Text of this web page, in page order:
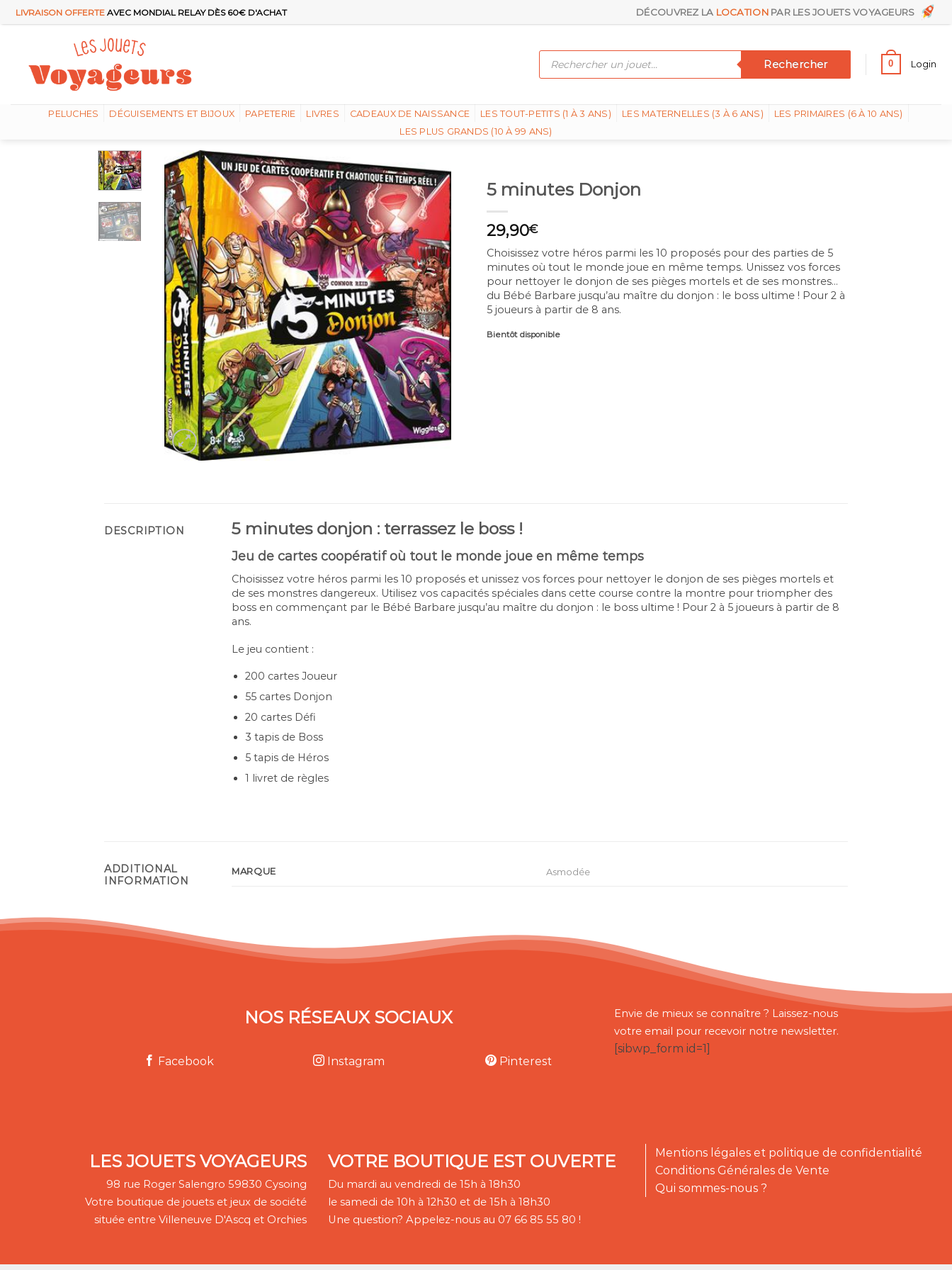
Passer
au
LIVRAISON OFFERTE AVEC MONDIAL RELAY DÈS 60€ D'ACHAT DÉCOUVREZ LA LOCATION PAR LES JOUETS VOYAGEURS
Recherche
Rechercher 0 Login
PELUCHES DÉGUISEMENTS ET BIJOUX PAPETERIE LIVRES CADEAUX DE NAISSANCE LES TOUT-PETITS (1 À 3 ANS) LES MATERNELLES (3 À 6 ANS)
LES PRIMAIRES (6 À 10 ANS)
LES PLUS GRANDS (10 À 99 ANS)
5 minutes Donjon
29,90€
Choisissez votre héros parmi les 10 proposés pour des parties de 5
minutes où tout le monde joue en même temps. Unissez vos forces
pour nettoyer le donjon de ses pièges mortels et de ses monstres…
du Bébé Barbare jusqu’au maître du donjon : le boss ultime ! Pour 2 à
5 joueurs à partir de 8 ans.
Bientôt disponible
DESCRIPTION 5 minutes donjon : terrassez le boss !
Jeu de cartes coopératif où tout le monde joue en même temps
Choisissez votre héros parmi les 10 proposés et unissez vos forces pour nettoyer le donjon de ses pièges mortels et
de ses monstres dangereux. Utilisez vos capacités spéciales dans cette course contre la montre pour triompher des
boss en commençant par le Bébé Barbare jusqu’au maître du donjon : le boss ultime ! Pour 2 à 5 joueurs à partir de 8
ans.
Le jeu contient :
200 cartes Joueur
55 cartes Donjon
20 cartes Défi
3 tapis de Boss
5 tapis de Héros
1 livret de règles
ADDITIONAL
INFORMATION
MARQUE Asmodée
NOS RÉSEAUX SOCIAUX
Facebook Instagram Pinterest
Envie de mieux se connaître ? Laissez-nous
votre email pour recevoir notre newsletter.
[sibwp_form id=1]
LES JOUETS VOYAGEURS
98 rue Roger Salengro 59830 Cysoing
Votre boutique de jouets et jeux de société
située entre Villeneuve D'Ascq et Orchies
VOTRE BOUTIQUE EST OUVERTE
Du mardi au vendredi de 15h à 18h30
le samedi de 10h à 12h30 et de 15h à 18h30
Une question? Appelez-nous au 07 66 85 55 80 !
Mentions légales et politique de confidentialité
Conditions Générales de Vente
Qui sommes-nous ?